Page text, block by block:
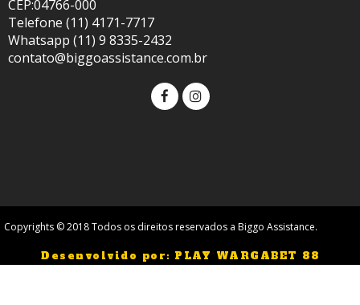
CEP:04766-000
Telefone (11) 4171-7717
Whatsapp (11) 9 8335-2432
contato@biggoassistance.com.br
Copyrights © 2018 Todos os direitos reservados a Biggo Assistance.
Desenvolvido por: PLAY WARGABET 88